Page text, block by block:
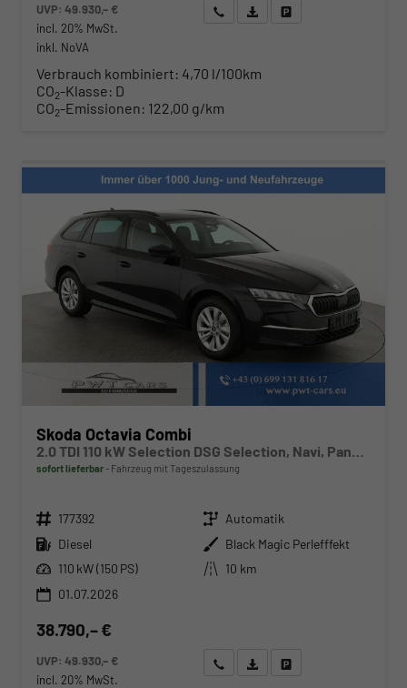
UVP:49.930,– €
incl. 20% MwSt.
inkl. NoVA
Wir rufen Sie anAngebot drucken (PDF)
Verbrauch kombiniert: 4,70 l/100km
CO2-Klasse: D
CO2-Emissionen: 122,00 g/km
Skoda Octavia Combi
2.0 TDI 110 kW Selection DSG Selection, Navi, Pano, AHK, Teilleder, 5-J Garantie
sofort lieferbar Fahrzeug mit Tageszulassung
Fahrzeugnr. 177392 Getriebe Automatik
Kraftstoff Diesel Außenfarbe Black Magic Perlefffekt
Leistung 110 kW (150 PS) Kilometerstand
10 km
01.07.2026
38.790,– €
UVP:49.930,– €
incl. 20% MwSt.
Wir rufen Sie anAngebot drucken (PDF)